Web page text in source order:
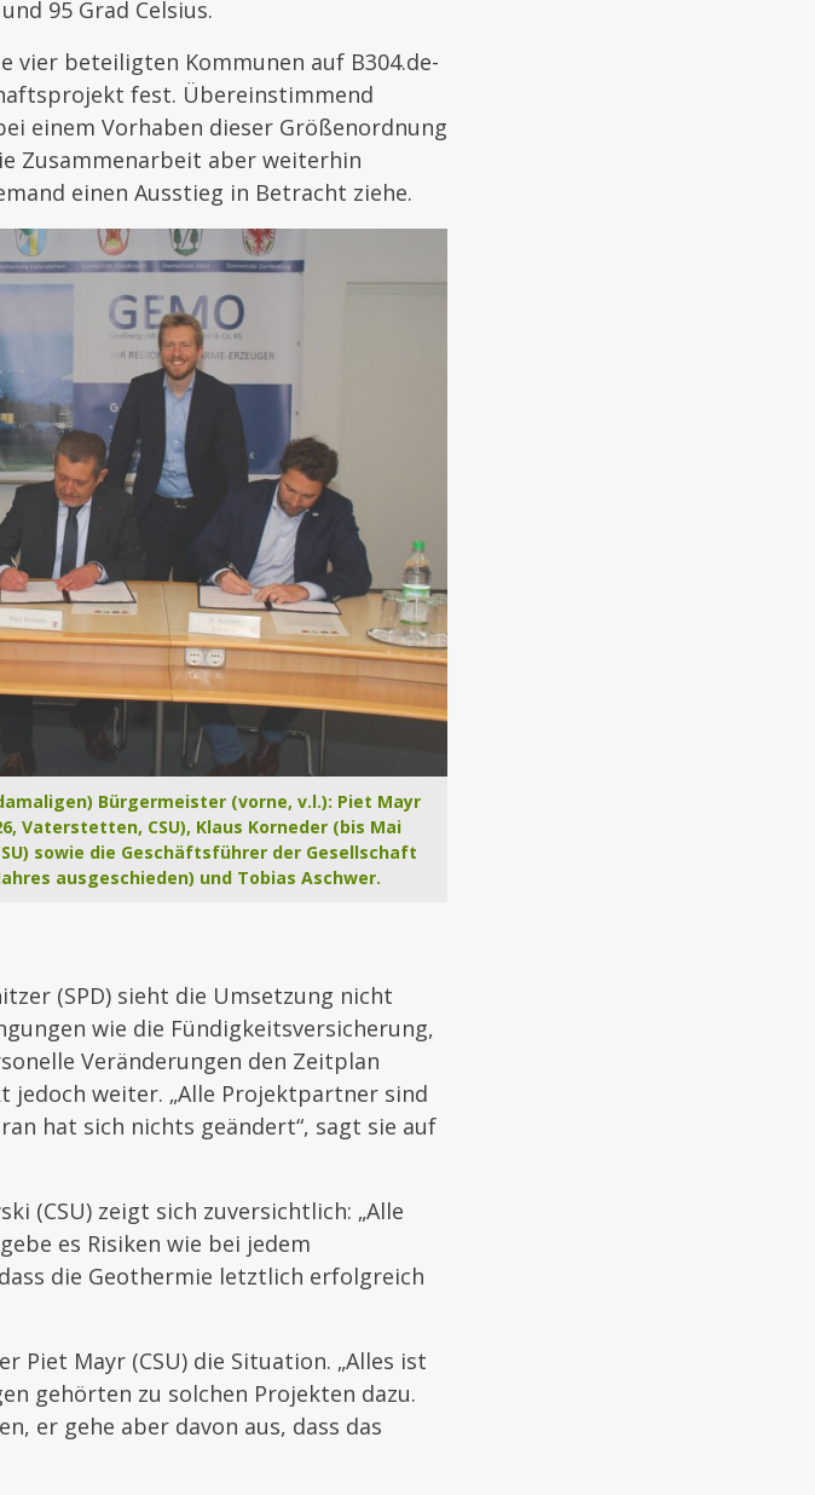
95 Grad Celsius.
vier beteiligten Kommunen auf B304.de-
fest. Übereinstimmend
einem Vorhaben dieser Größenordnung
Zusammenarbeit aber weiterhin
einen Ausstieg in Betracht ziehe.
Bürgermeister (vorne, v.l.): Piet Mayr
Vaterstetten, CSU), Klaus Korneder (bis Mai
sowie die Geschäftsführer der Gesellschaft
ausgeschieden) und Tobias Aschwer.
(SPD) sieht die Umsetzung nicht
wie die Fündigkeitsversicherung,
Veränderungen den Zeitplan
jedoch weiter. „Alle Projektpartner sind
hat sich nichts geändert“, sagt sie auf
(CSU) zeigt sich zuversichtlich: „Alle
es Risiken wie bei jedem
die Geothermie letztlich erfolgreich
Mayr (CSU) die Situation. „Alles ist
gehörten zu solchen Projekten dazu.
er gehe aber davon aus, dass das